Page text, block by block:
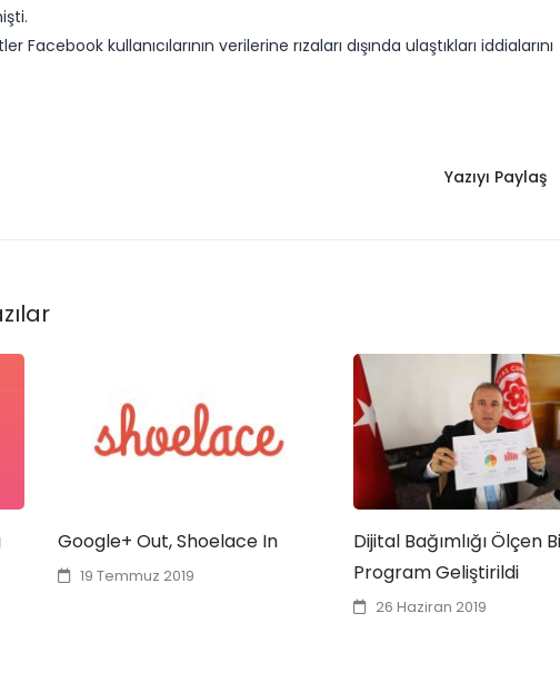
kullanıcılarının verilerine rızaları dışında ulaştıkları iddialarını
Yazıyı Paylaş
Google+ Out, Shoelace In
19 Temmuz 2019
Dijital Bağımlığı Ölçen
Program Geliştirildi
26 Haziran 2019